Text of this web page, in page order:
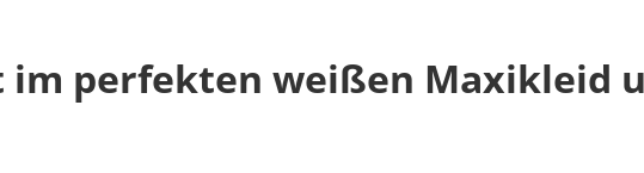
perfekten weißen Maxikleid